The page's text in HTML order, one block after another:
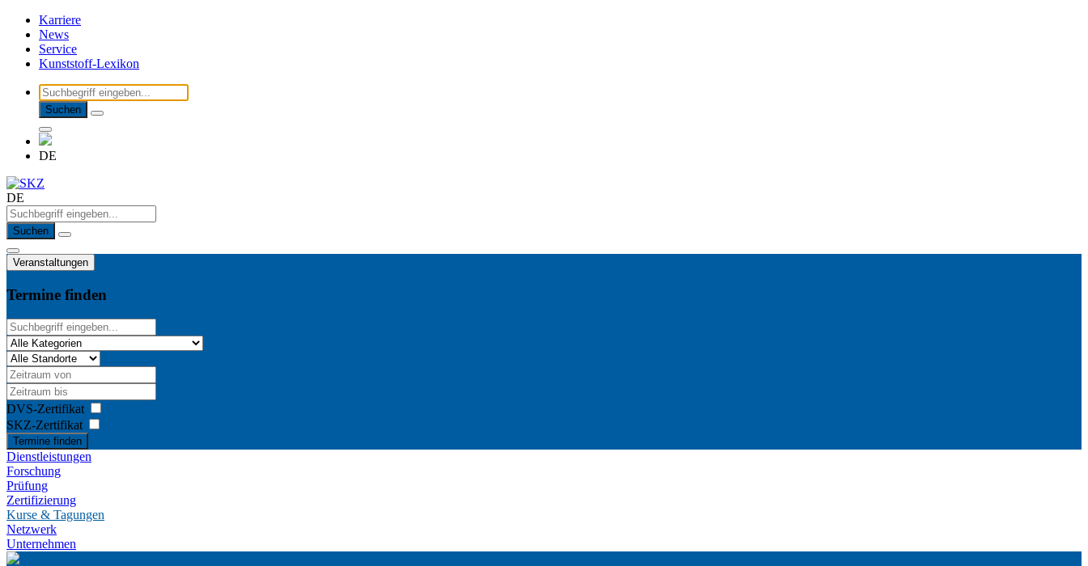
Karriere
News
Service
Kunststoff-Lexikon
Suchen
DE
DE
Suchen
Veranstaltungen
Termine finden
DVS-Zertifikat
SKZ-Zertifikat
Termine finden
Dienstleistungen
Forschung
Prüfung
Zertifizierung
Kurse & Tagungen
Netzwerk
Unternehmen